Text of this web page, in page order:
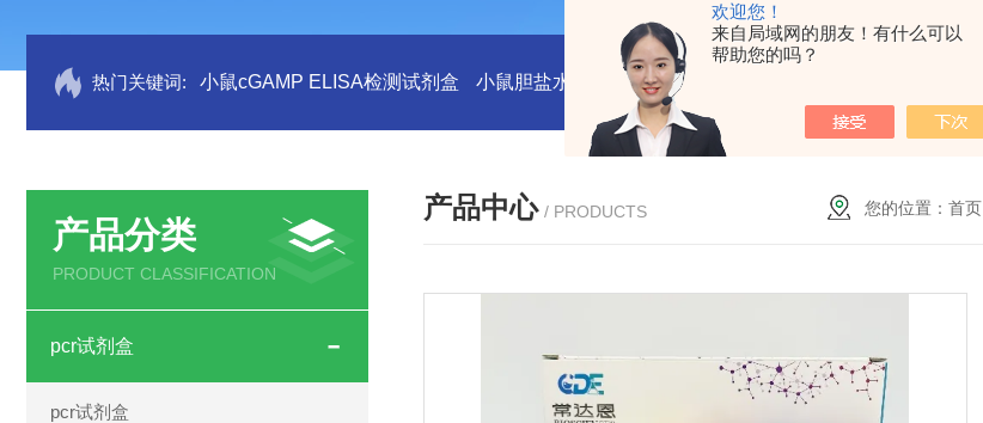
欢迎您！
来自局域网的朋友！有什么可以
帮助您的吗？
热门关键词: 小鼠cGAMP ELISA检测试剂盒 小鼠胆盐水解酶(BSH)ELISA试剂盒
产品分类
PRODUCT CLASSIFICATION
pcr试剂盒
pcr试剂盒
产品中心 / PRODUCTS 您的位置：首页